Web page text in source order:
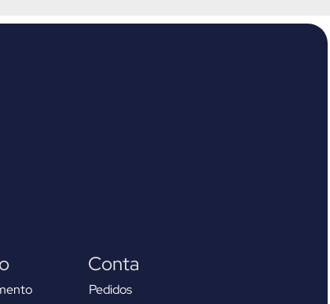
Conta
Pedidos